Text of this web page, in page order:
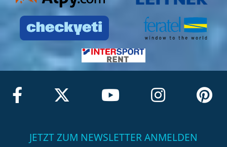
JETZT ZUM NEWSLETTER ANMELDEN